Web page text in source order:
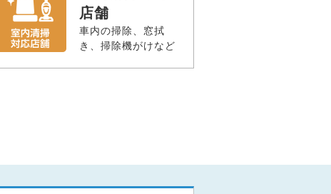
店舗
車内の掃除、窓拭
き、掃除機がけなど